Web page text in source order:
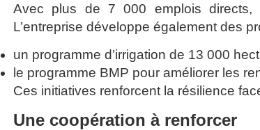
Avec plus de 7 000 emplois directs,
L’entreprise développe également des
un programme d’irrigation de 13 000
le programme BMP pour améliorer les
Ces initiatives renforcent la résilience
Une coopération à renforcer